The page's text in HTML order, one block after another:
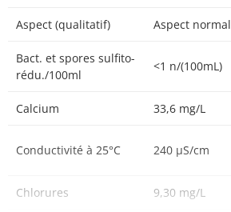
Aspect (qualitatif) Aspect normal
Bact. et spores sulfito-
rédu./100ml
<1 n/(100mL)
Calcium 33,6 mg/L
Conductivité à 25°C 240 µS/cm
Chlorures 9,30 mg/L